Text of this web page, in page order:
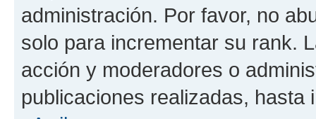
administración. Por favor, no
solo para incrementar su rank.
acción y moderadores o
publicaciones realizadas, hasta